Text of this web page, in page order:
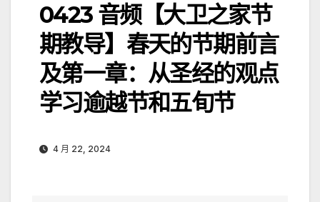
0423 音频【大卫之家节
期教导】春天的节期前言
及第一章：从圣经的观点
学习逾越节和五旬节
4 月 22, 2024